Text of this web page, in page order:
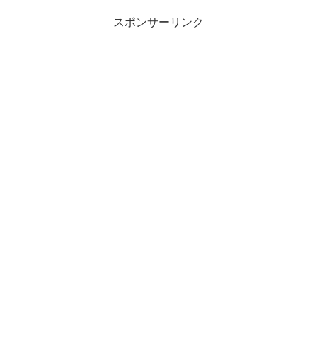
スポンサーリンク